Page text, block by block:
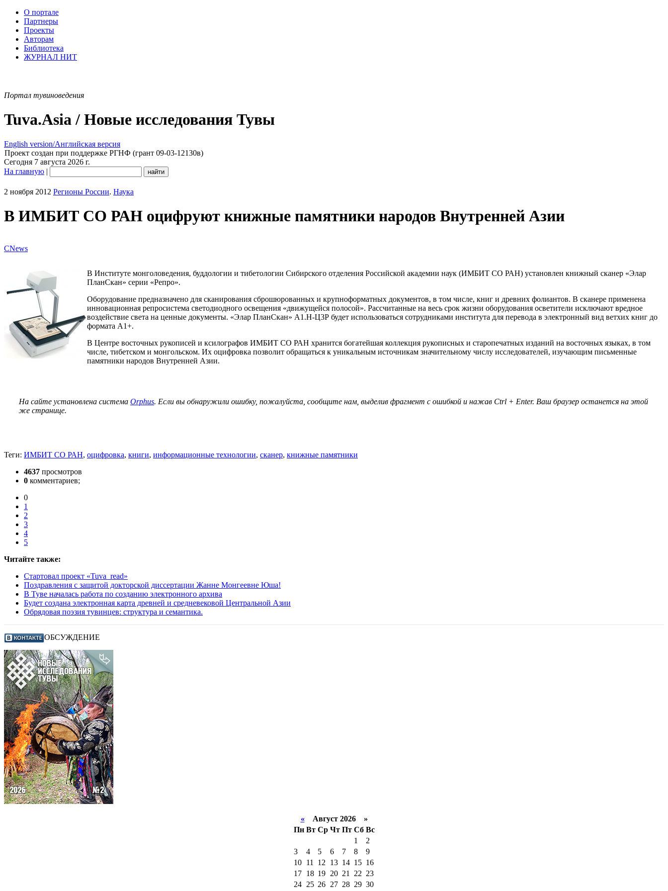
О портале
Партнеры
Проекты
Авторам
Библиотека
ЖУРНАЛ НИТ
Портал тувиноведения
Tuva.Asia / Новые исследования Тувы
English version/Английская версия
Проект создан при поддержке РГНФ (грант 09-03-12130в)
Сегодня 7 августа 2026 г.
На главную |
2 ноября 2012 Регионы России. Наука
В ИМБИТ СО РАН оцифруют книжные памятники народов Внутренней Азии
CNews
В Институте монголоведения, буддологии и тибетологии Сибирского отделения Российской академии наук (ИМБИТ СО РАН) установлен книжный сканер «Элар
ПланСкан» серии «Репро».
Оборудование предназначено для сканирования сброшюрованных и крупноформатных документов, в том числе, книг и древних фолиантов. В сканере применена
инновационная репросистема светодиодного освещения «движущейся полосой». Рассчитанные на весь срок жизни оборудования осветители исключают вредное
воздействие света на ценные документы. «Элар ПланСкан» А1.Н-Ц3Р будет использоваться сотрудниками института для перевода в электронный вид ветхих книг до
формата А1+.
В Центре восточных рукописей и ксилографов ИМБИТ СО РАН хранится богатейшая коллекция рукописных и старопечатных изданий на восточных языках, в том
числе, тибетском и монгольском. Их оцифровка позволит обращаться к уникальным источникам значительному числу исследователей, изучающим письменные
памятники народов Внутренней Азии.
На сайте установлена система Orphus. Если вы обнаружили ошибку, пожалуйста, сообщите нам, выделив фрагмент с ошибкой и нажав Ctrl + Enter. Ваш браузер останется на этой
же странице.
Теги: ИМБИТ СО РАН, оцифровка, книги, информационные технологии, сканер, книжные памятники
4637 просмотров
0 комментариев;
0
1
2
3
4
5
Читайте также:
Стартовал проект «Tuva_read»
Поздравления с защитой докторской диссертации Жанне Монгеевне Юша!
В Туве началась работа по созданию электронного архива
Будет создана электронная карта древней и средневековой Центральной Азии
Обрядовая поэзия тувинцев: структура и семантика.
ОБСУЖДЕНИЕ
«Август 2026 »
Пн Вт Ср Чт Пт Сб Вс
1
2
3
4 5 6 7 8
9
10
11 12 13 14 15 16
17
18 19 20 21 22 23
24
25 26 27 28 29 30